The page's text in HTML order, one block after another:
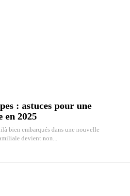
: astuces pour une
en 2025
bien embarqués dans une nouvelle
devient non...